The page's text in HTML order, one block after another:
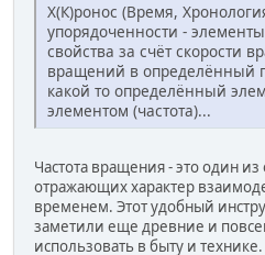
Х(К)ронос (Время,
упорядоченности -
свойства за счёт скорости
вращений в определённый
какой то определённый
элементом (частота)...
Частота вращения - это один
отражающих характер
временем. Этот удобный
заметили еще древние и
использовать в быту и